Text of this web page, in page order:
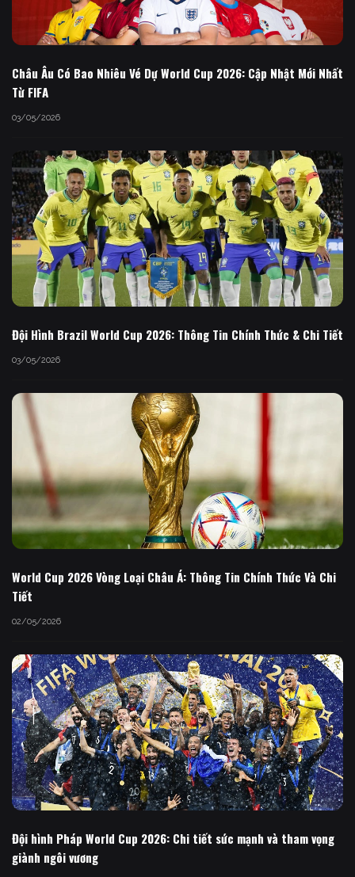
Châu Âu Có Bao Nhiêu Vé Dự World Cup 2026: Cập Nhật Mới Nhất
Từ FIFA
03/05/2026
Đội Hình Brazil World Cup 2026: Thông Tin Chính Thức & Chi Tiết
03/05/2026
World Cup 2026 Vòng Loại Châu Á: Thông Tin Chính Thức Và Chi
Tiết
02/05/2026
Đội hình Pháp World Cup 2026: Chi tiết sức mạnh và tham vọng
giành ngôi vương